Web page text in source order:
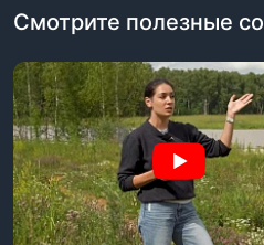
Смотрите полезные